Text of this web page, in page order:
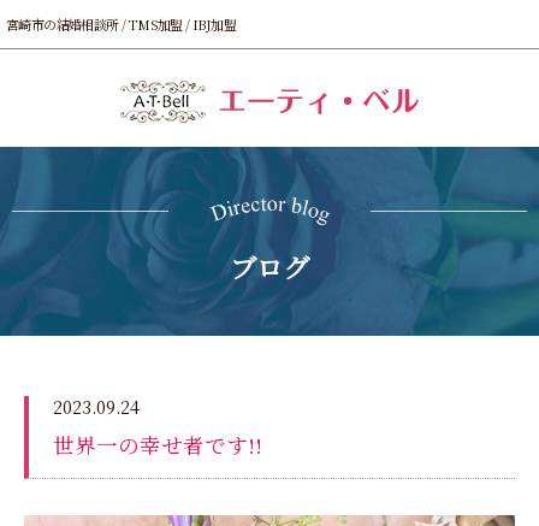
宮崎市の結婚相談所 / TMS加盟 / IBJ加盟
ブログ
2023.09.24
世界一の幸せ者です!!